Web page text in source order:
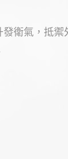
衛氣，抵